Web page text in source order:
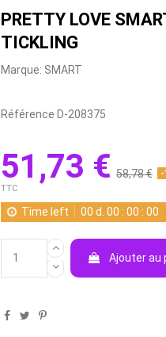
PRETTY LOVE
TICKLING
Marque: SMART
Référence D-208375
51,73 € 58,78 €
-
TTC
Time left 00 d. 00 :00 :00
Ajouter au